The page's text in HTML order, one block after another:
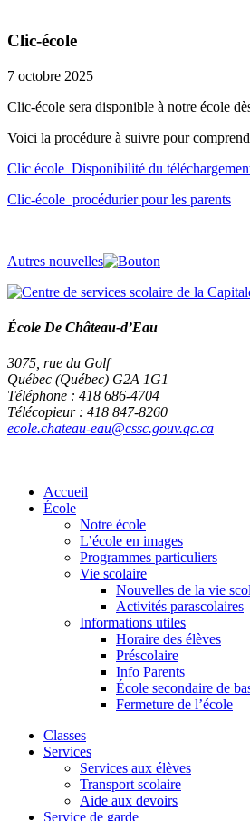
Clic-école
7 octobre 2025
Clic-école sera disponible à notre école
Voici la procédure à suivre pour
Clic école_Disponibilité du
Clic-école_procédurier pour les parents
Autres nouvelles
École De Château-d’Eau
3075, rue du Golf
Québec (Québec) G2A 1G1
Téléphone : 418 686-4704
Télécopieur : 418 847-8260
ecole.chateau-eau@cssc.gouv.qc.ca
Accueil
École
Notre école
L’école en images
Programmes particuliers
Vie scolaire
Nouvelles de la vie
Activités parascolaires
Informations utiles
Horaire des élèves
Préscolaire
Info Parents
École secondaire de
Fermeture de l’école
Classes
Services
Services aux élèves
Transport scolaire
Aide aux devoirs
Service de garde